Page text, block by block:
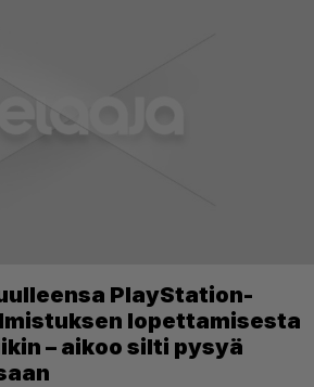
PlayStation-
lopettamisesta
– aikoo silti pysyä